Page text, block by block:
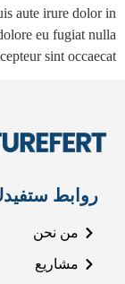
aute irure dolor in
eu fugiat nulla
sint occaecat […]
روابط
من نحن
مشاريع